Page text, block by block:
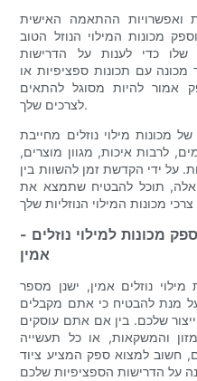
ואפשרויות ההתאמה האישית
מכונות המילוי הנוזל הטוב
כדי לענות על הדרישות
עם תכונות ספציפיות או
אמור להיות מסוגל להתאים
לצרכים שלך.
מכונות מילוי נוזלים מחייבת
לרבות איכות, מגוון מוצרים,
על ידי הקדשת זמן להשוות בין
אלה, תוכל להבטיח שתמצא את
- תכונות עיקריות שיש לחפש בספק מכונות למילוי נוזלים
אמין
נוזלים אמין, ישנן מספר
מנת להבטיח כי אתם מקבלים
שלכם. בין אם אתם עוסקים
והמשקאות, או כל תעשייה
חשוב למצוא ספק המציע ציוד